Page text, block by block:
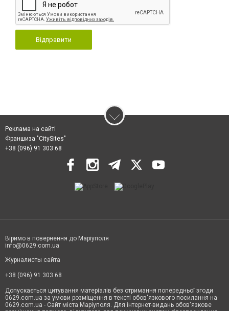
Відправити
Реклама на сайті
Франшиза "CitySites"
+38 (096) 91 303 68
Віримо в повернення до Маріуполя
info@0629.com.ua
Журналисты сайта
+38 (096) 91 303 68
Допускається цитування матеріалів без отримання попередньої згоди
0629.com.ua за умови розміщення в тексті обов'язкового посилання на
0629.com.ua - Сайт міста Маріуполя. Для інтернет-видань обов'язкове